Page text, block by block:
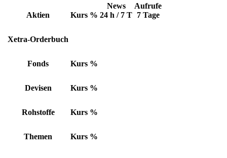
Aktien Kurs %
News
24 h / 7 T
Aufrufe
7 Tage
Xetra-Orderbuch
Fonds Kurs %
Devisen Kurs %
Rohstoffe Kurs %
Themen Kurs %